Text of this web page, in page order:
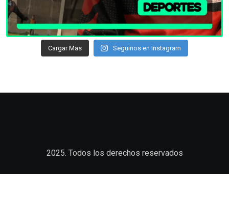
Cargar Mas Seguinos en Instagram
2025. Todos los derechos reservados